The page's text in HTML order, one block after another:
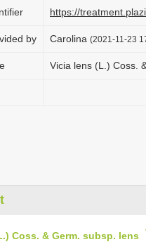
https://
by Carolina (2021-11-23
Vicia lens (L.) Coss.
Coss. & Germ. subsp. lens